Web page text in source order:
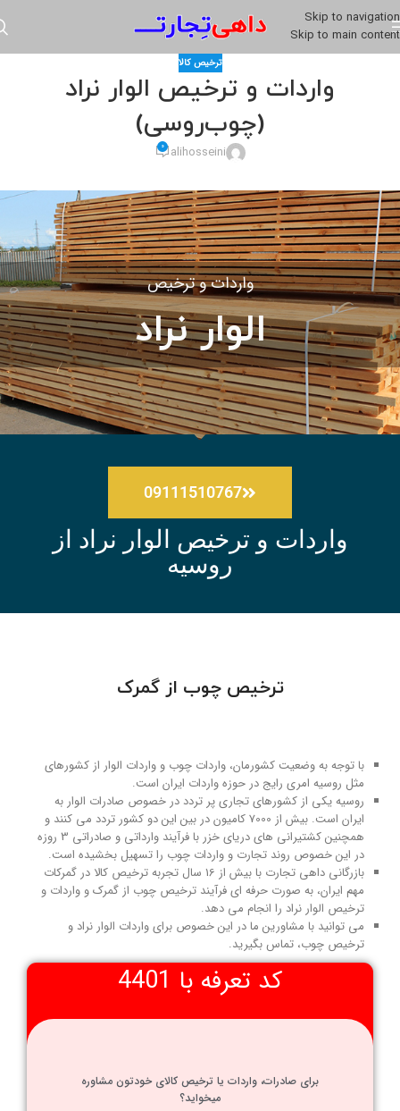
Skip to navigation
Skip to main content
ترخیص کالا
واردات و ترخیص الوار نراد
(چوب‌روسی)
alihosseini
0
واردات و ترخیص
الوار نراد
09111510767
واردات و ترخیص الوار نراد از
روسیه
کد تعرفه با 4401
برای صادرات، واردات یا ترخیص کالای خودتون مشاوره
میخواید؟
ترخیص چوب از گمرک
با توجه به وضعیت کشورمان، واردات چوب و واردات الوار از کشورهای
مثل روسیه امری رایج در حوزه واردات ایران است.
روسیه یکی از کشورهای تجاری پر تردد در خصوص صادرات الوار به
ایران است. بیش از 7000 کامیون در بین این دو کشور تردد می کنند و
همچنین کشتیرانی های دریای خزر با فرآیند وارداتی و صادراتی 3 روزه
در این خصوص روند تجارت و واردات چوب را تسهیل بخشیده است.
بازرگانی داهی تجارت با بیش از 16 سال تجربه ترخیص کالا در گمرکات
مهم ایران، به صورت حرفه ای فرآیند ترخیص چوب از گمرک و واردات و
ترخیص الوار نراد را انجام می دهد.
می توانید با مشاورین ما در این خصوص برای واردات الوار نراد و
ترخیص چوب، تماس بگیرید.